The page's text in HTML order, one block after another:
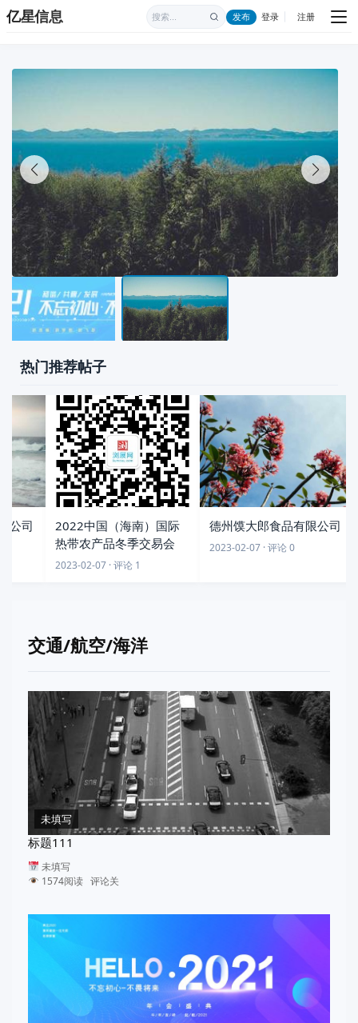
亿星信息 发布 登录 注册
热门推荐帖子
司
2022中国（海南）国际
热带农产品冬季交易会
2023-02-07 · 评论 1
德州馍大郎食品有限公司
2023-02-07 · 评论 0
交通/航空/海洋
未填写
标题111
未填写
1574阅读 评论关